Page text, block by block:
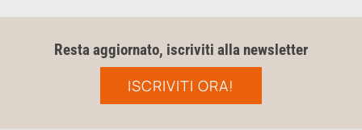
Resta aggiornato, iscriviti alla newsletter
ISCRIVITI ORA!